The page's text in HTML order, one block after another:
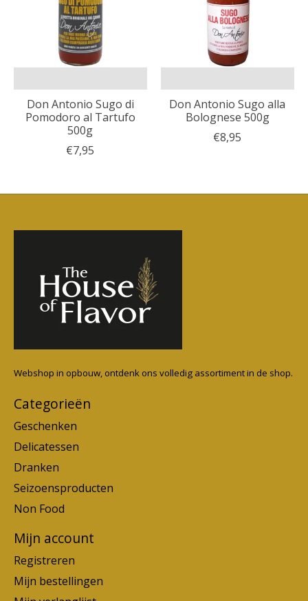
Don Antonio Sugo di
Pomodoro al Tartufo
500g
€7,95
Don Antonio Sugo alla
Bolognese 500g
€8,95
Webshop in opbouw, ontdenk ons volledig assortiment in de shop.
Categorieën
Geschenken
Delicatessen
Dranken
Seizoensproducten
Non Food
Mijn account
Registreren
Mijn bestellingen